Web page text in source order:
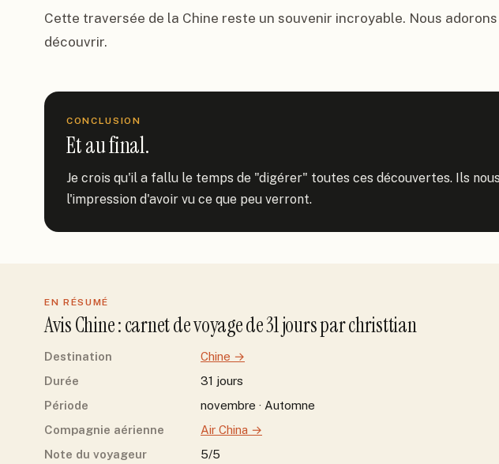
Cette traversée de la Chine reste un souvenir incroyable. Nous
découvrir.
CONCLUSION
Et au final.
Je crois qu'il a fallu le temps de "digérer" toutes ces découvertes. Ils
l'impression d'avoir vu ce que peu verront.
EN RÉSUMÉ
AvisChine: carnet de voyage de31joursparchristtian
Destination Chine →
Durée
31 jours
Période
novembre · Automne
Compagnie aérienne
Air China →
Note du voyageur
5/5